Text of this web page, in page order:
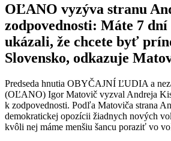
OĽANO vyzýva stranu
zodpovednosti: Máte 7 dní
ukázali, že chcete byť
Slovensko, odkazuje
Predseda hnutia OBYČAJNÍ ĽUDIA a
(OĽANO) Igor Matovič vyzval Andreja
k zodpovednosti. Podľa Matoviča strana
demokratickej opozícii žiadnych nových
kvôli nej máme menšiu šancu poraziť vo